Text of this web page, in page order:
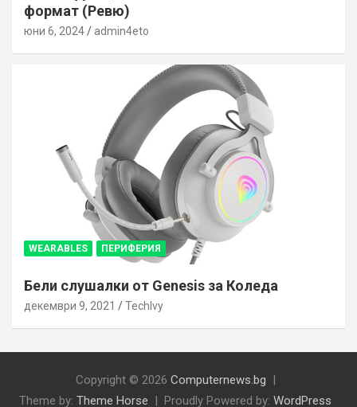
формат (Ревю)
юни 6, 2024 admin4eto
WEARABLES ПЕРИФЕРИЯ
Бели слушалки от Genesis за Коледа
декември 9, 2021 TechIvy
Copyright © 2026 Computernews.bg
Theme by: Theme Horse Proudly Powered by: WordPress